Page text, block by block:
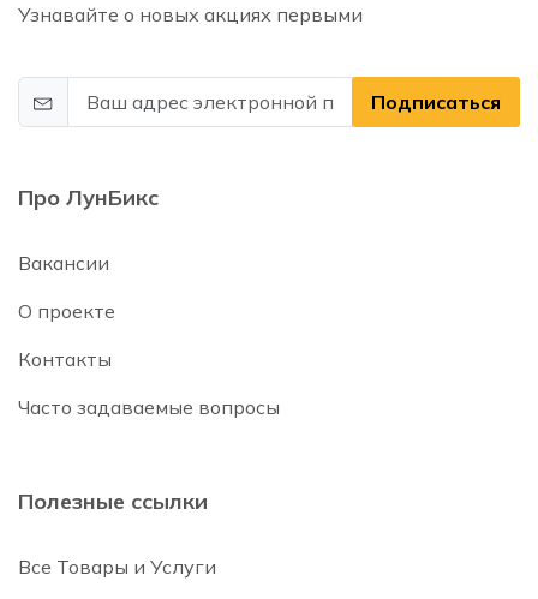
Узнавайте о новых акциях первыми
Подписаться
Про ЛунБикс
Вакансии
О проекте
Контакты
Часто задаваемые вопросы
Полезные ссылки
Все Товары и Услуги